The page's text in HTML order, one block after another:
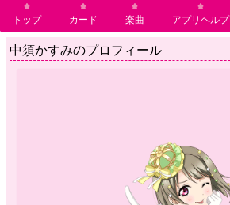
トップ カード 楽曲 アプリヘルプ
中須かすみのプロフィール